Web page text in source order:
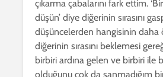
çıkarma çabalarını fark ettim.
düşün’ diye diğerinin sırasını
düşüncelerden hangisinin daha
diğerinin sırasını beklemesi
birbiri ardına gelen ve birbiri ile
olduğunu çok da sanmadığım